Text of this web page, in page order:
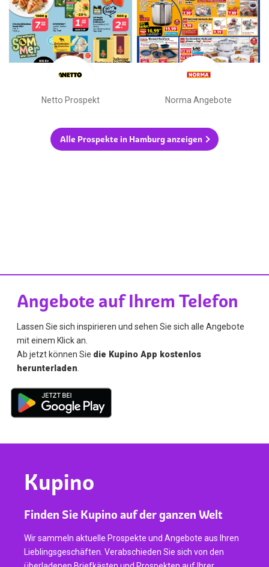
Netto Prospekt Norma Angebote
Alle Prospekte in Hamburg anzeigen
Angebote auf Ihrem Telefon
Lassen Sie sich inspirieren und sehen Sie sich alle Angebote
mit einem Klick an.
Ab jetzt können Sie die Kupino App kostenlos
herunterladen
Kupino
Finden Sie Kupino auf der ganzen Welt
Wir sammeln aktuelle Prospekte und Angebote aus Ihren
Lieblingsgeschäften. Verabschieden Sie sich von den